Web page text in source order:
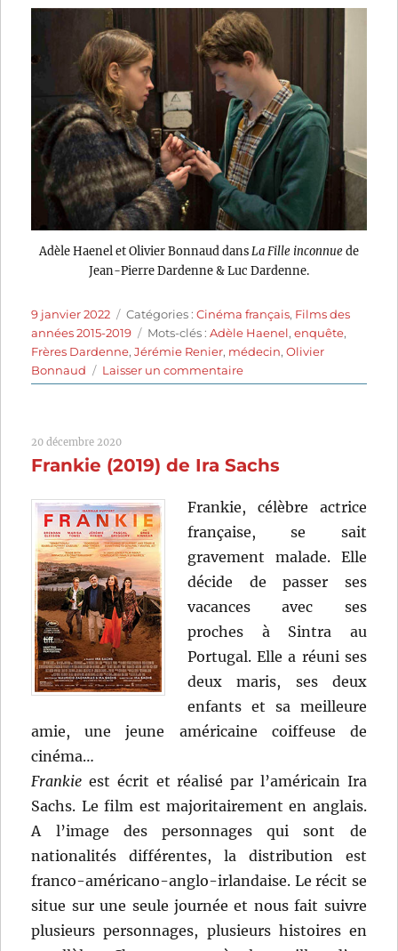
Adèle Haenel et Olivier Bonnaud dansLa Fille inconnuede
Jean-Pierre Dardenne & Luc Dardenne.
Publié
le
9 janvier 2022 Catégories
Catégories :Cinéma français, Films des
années 2015-2019
Étiquettes
Mots-clés :Adèle Haenel,enquête,
Frères Dardenne,Jérémie Renier, médecin,Olivier
Bonnaud
Laisser un commentairesur
La
de
Pierre
et
Luc
Dardenne
20 décembre 2020
Frankie (2019) de Ira Sachs
Frankie, célèbre actrice
française, se sait
gravement malade. Elle
décide de passer ses
vacances avec ses
proches à Sintra au
Portugal. Elle a réuni ses
deux maris, ses deux
enfants et sa meilleure
amie, une jeune américaine coiffeuse de
cinéma…
Frankie est écrit et réalisé par l’américain Ira
Sachs. Le film est majoritairement en anglais.
A l’image des personnages qui sont de
nationalités différentes, la distribution est
franco-américano-anglo-irlandaise. Le récit se
situe sur une seule journée et nous fait suivre
plusieurs personnages, plusieurs histoires en